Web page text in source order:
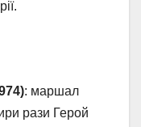
: маршал
рази Герой